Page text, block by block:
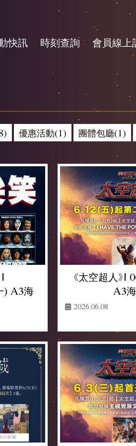
快訊 時刻查詢 會員線上
優惠活動(1) 團體包廳(1)
) A3海
《太空超人》|
A3
2026.06.08